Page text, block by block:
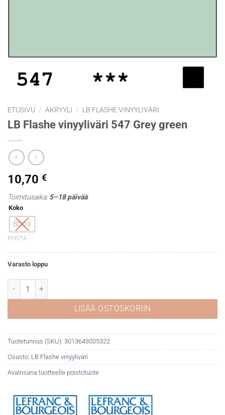
ETUSIVU / AKRYYLI / LB FLASHE VINYYLIVÄRI
LB Flashe vinyyliväri 547 Grey green
10,70 €
Toimitusaika:5–18 päivää
Koko
80ml
POISTA
Varasto loppu
LB Flashe vinyyliväri 547 Grey green määrä
LISÄÄ OSTOSKORIIN
Tuotetunnus (SKU): 3013643005322
Osasto: LB Flashe vinyyliväri
Avainsana tuotteelle poistotuote